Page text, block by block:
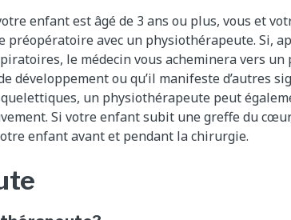
enfant est âgé de 3 ans ou plus, vous et
préopératoire avec un physiothérapeute. Si,
le médecin vous acheminera vers un
développement ou qu’il manifeste d’autres
un physiothérapeute peut
Si votre enfant subit une greffe du
enfant avant et pendant la chirurgie.